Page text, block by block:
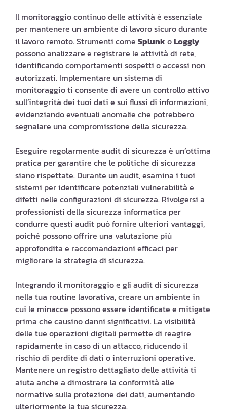
Il monitoraggio continuo delle attività è essenziale
per mantenere un ambiente di lavoro sicuro durante
il lavoro remoto. Strumenti come SplunkoLoggly
possono analizzare e registrare le attività di rete,
identificando comportamenti sospetti o accessi non
autorizzati. Implementare un sistema di
monitoraggio ti consente di avere un controllo attivo
sull’integrità dei tuoi dati e sui flussi di informazioni,
evidenziando eventuali anomalie che potrebbero
segnalare una compromissione della sicurezza.
Eseguire regolarmente audit di sicurezza è un’ottima
pratica per garantire che le politiche di sicurezza
siano rispettate. Durante un audit, esamina i tuoi
sistemi per identificare potenziali vulnerabilità e
difetti nelle configurazioni di sicurezza. Rivolgersi a
professionisti della sicurezza informatica per
condurre questi audit può fornire ulteriori vantaggi,
poiché possono offrire una valutazione più
approfondita e raccomandazioni efficaci per
migliorare la strategia di sicurezza.
Integrando il monitoraggio e gli audit di sicurezza
nella tua routine lavorativa, creare un ambiente in
cui le minacce possono essere identificate e mitigate
prima che causino danni significativi. La visibilità
delle tue operazioni digitali permette di reagire
rapidamente in caso di un attacco, riducendo il
rischio di perdite di dati o interruzioni operative.
Mantenere un registro dettagliato delle attività ti
aiuta anche a dimostrare la conformità alle
normative sulla protezione dei dati, aumentando
ulteriormente la tua sicurezza.